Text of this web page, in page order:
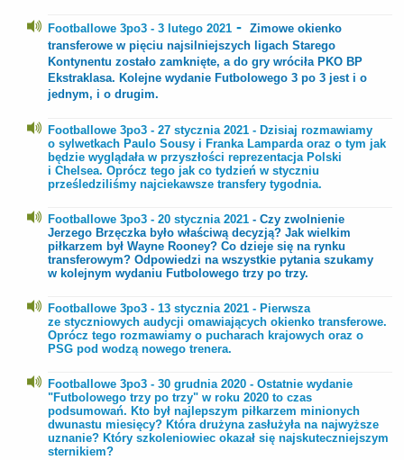
Footballowe 3po3 - 3 lutego 2021 - Zimowe okienko
transferowe w pięciu najsilniejszych ligach Starego
Kontynentu zostało zamknięte, a do gry wróciła PKO BP
Ekstraklasa. Kolejne wydanie Futbolowego 3 po 3 jest i o
jednym, i o drugim.
Footballowe 3po3 - 27 stycznia 2021 - Dzisiaj rozmawiamy
o sylwetkach Paulo Sousy i Franka Lamparda oraz o tym jak
będzie wyglądała w przyszłości reprezentacja Polski
i Chelsea. Oprócz tego jak co tydzień w styczniu
prześledziliśmy najciekawsze transfery tygodnia.
Footballowe 3po3 - 20 stycznia 2021 - Czy zwolnienie
Jerzego Brzęczka było właściwą decyzją? Jak wielkim
piłkarzem był Wayne Rooney? Co dzieje się na rynku
transferowym? Odpowiedzi na wszystkie pytania szukamy
w kolejnym wydaniu Futbolowego trzy po trzy.
Footballowe 3po3 - 13 stycznia 2021 - Pierwsza
ze styczniowych audycji omawiających okienko transferowe.
Oprócz tego rozmawiamy o pucharach krajowych oraz o
PSG pod wodzą nowego trenera.
Footballowe 3po3 - 30 grudnia 2020 - Ostatnie wydanie
"Futbolowego trzy po trzy" w roku 2020 to czas
podsumowań. Kto był najlepszym piłkarzem minionych
dwunastu miesięcy? Która drużyna zasłużyła na najwyższe
uznanie? Który szkoleniowiec okazał się najskuteczniejszym
sternikiem?